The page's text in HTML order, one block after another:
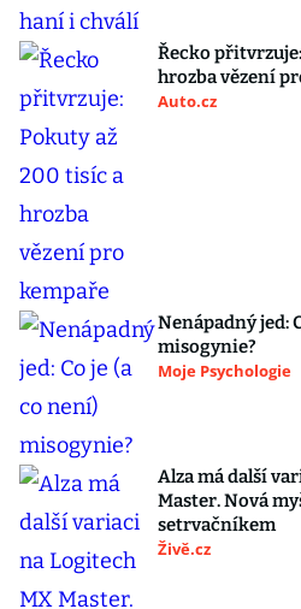
Řecko
hrozba vězení
Auto.cz
Nenápadný jed:
misogynie?
Moje Psychologie
Alza má další
Master. Nová
setrvačníkem
Živě.cz